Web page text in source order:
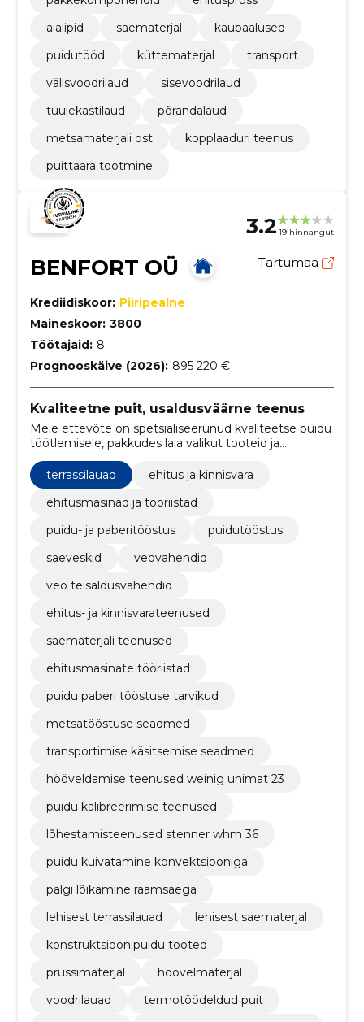
aialipid
saematerjal
kaubaalused
puidutööd
küttematerjal
transport
välisvoodrilaud
sisevoodrilaud
tuulekastilaud
põrandalaud
metsamaterjali ost
kopplaaduri teenus
puittaara tootmine
3.2 19 hinnangut
BENFORT OÜ Tartumaa
Krediidiskoor: Piiripealne
Maineskoor: 3800
Töötajaid: 8
Prognooskäive (2026): 895 220 €
Kvaliteetne puit, usaldusväärne teenus
Meie ettevõte on spetsialiseerunud kvaliteetse puidu
töötlemisele, pakkudes laia valikut tooteid ja
keskendudes puidu kuivatamisele ja hööveldamisele,
kasutades kaasaegseid seadmeid ja kogenud
meeskonda.
terrassilauad
ehitus ja kinnisvara
ehitusmasinad ja tööriistad
puidu- ja paberitööstus
puidutööstus
saeveskid
veovahendid
veo teisaldusvahendid
ehitus- ja kinnisvarateenused
saematerjali teenused
ehitusmasinate tööriistad
puidu paberi tööstuse tarvikud
metsatööstuse seadmed
transportimise käsitsemise seadmed
hööveldamise teenused weinig unimat 23
puidu kalibreerimise teenused
lõhestamisteenused stenner whm 36
puidu kuivatamine konvektsiooniga
palgi lõikamine raamsaega
lehisest terrassilauad
lehisest saematerjal
konstruktsioonipuidu tooted
prussimaterjal
höövelmaterjal
voodrilauad
termotöödeldud puit